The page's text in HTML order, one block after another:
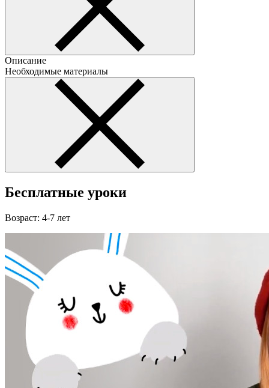
Описание
Необходимые материалы
Бесплатные уроки
Возраст: 4-7 лет